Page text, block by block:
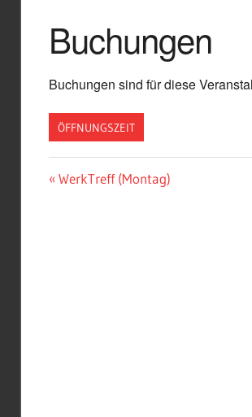
Buchungen
Buchungen sind für diese
ÖFFNUNGSZEIT
Beitragsnavigation
Vorheriger
WerkTreff (Montag)